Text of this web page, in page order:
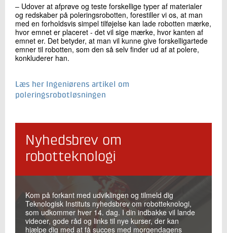
‒ Udover at afprøve og teste forskellige typer af materialer
og redskaber på poleringsrobotten, forestiller vi os, at man
med en forholdsvis simpel tilføjelse kan lade robotten mærke,
hvor emnet er placeret - det vil sige mærke, hvor kanten af
emnet er. Det betyder, at man vil kunne give forskelligartede
emner til robotten, som den så selv finder ud af at polere,
konkluderer han.
Læs her Ingeniørens artikel om
poleringsrobotløsningen
Nyhedsbrev om
robotteknologi
Kom på forkant med udviklingen og tilmeld dig
Teknologisk Instituts nyhedsbrev om robotteknologi,
som udkommer hver 14. dag. I din indbakke vil lande
videoer, gode råd og links til nye kurser, der kan
hjælpe dig med at få succes med morgendagens